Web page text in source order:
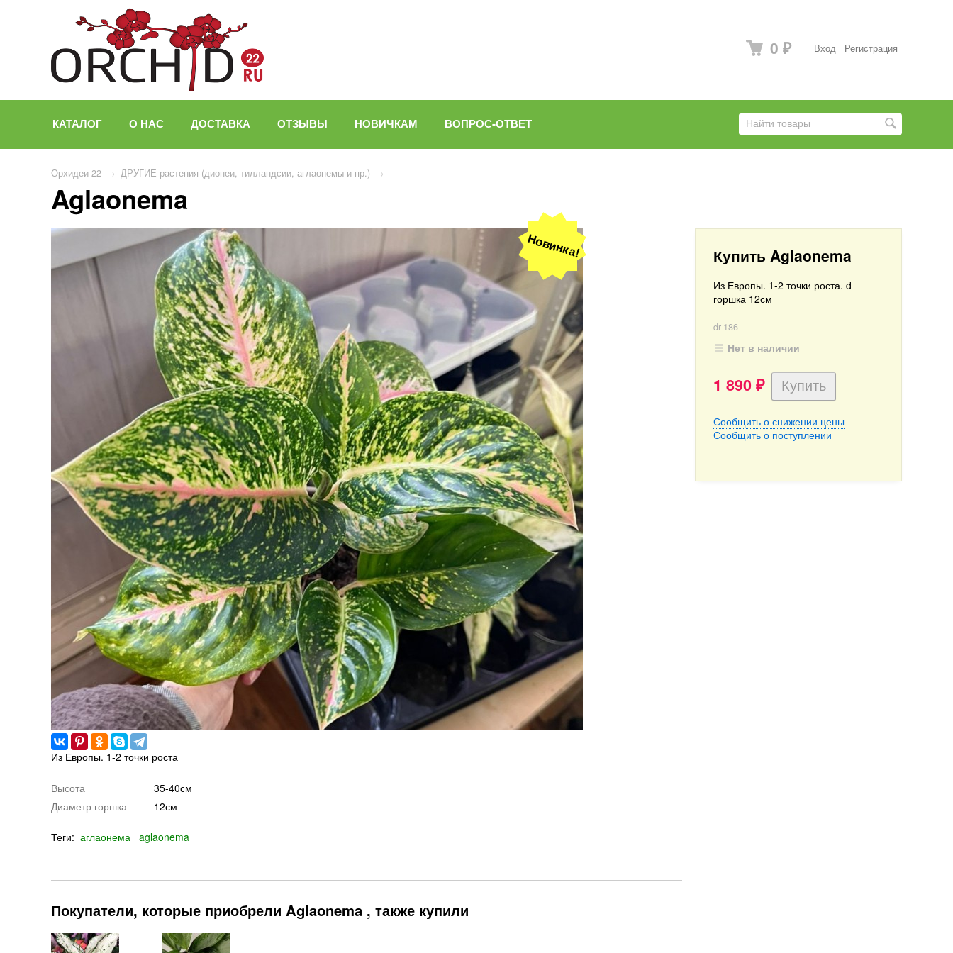
Вход Регистрация
0 ₽
КАТАЛОГ О НАС ДОСТАВКА ОТЗЫВЫ НОВИЧКАМ ВОПРОС-ОТВЕТ
Орхидеи 22 → ДРУГИЕ растения (дионеи, тилландсии, аглаонемы и пр.) →
Aglaonema
Купить Aglaonema
Из Европы. 1-2 точки роста. d
горшка 12см
dr-186
Нет в наличии
1 890 ₽
Сообщить о снижении цены
Сообщить о поступлении
Новинка!
Из Европы. 1-2 точки роста
Высота
35-40см
Диаметр горшка
12см
Теги: аглаонема aglaonema
Покупатели, которые приобрели Aglaonema , также купили